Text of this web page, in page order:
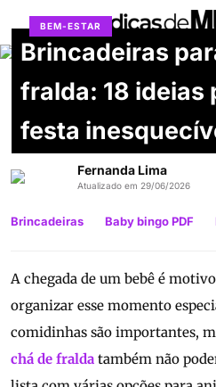
BEM-ESTAR
Brincadeiras
fralda: 18 ideias
festa
Fernanda Lima
Atualizado em 29/06/2026
Brincadeiras Baby bingo PDF
A chegada de um bebê é
organizar esse momento
comidinhas são importantes,
chá de fralda também não